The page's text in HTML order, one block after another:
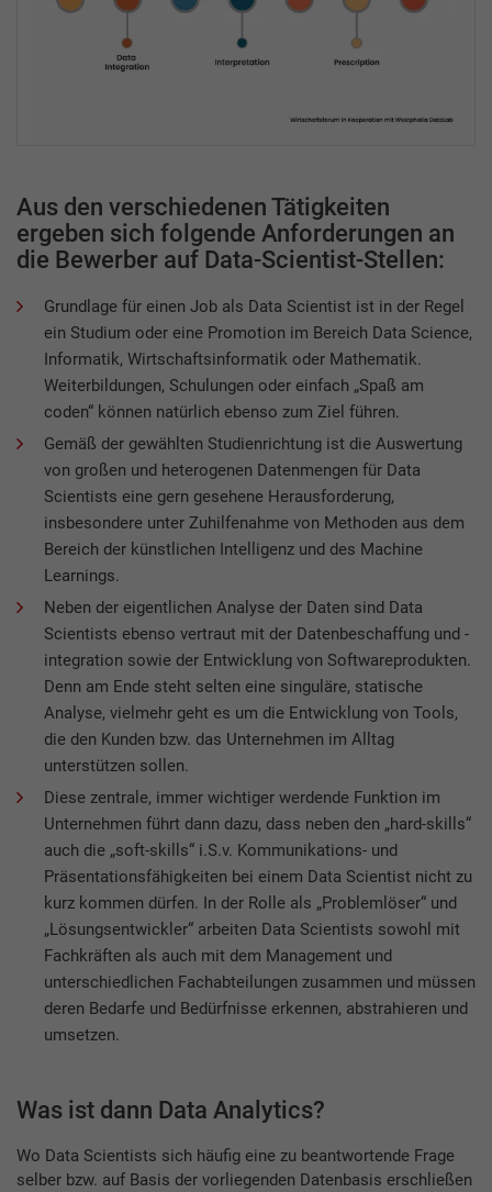
Aus den verschiedenen Tätigkeiten
ergeben sich folgende Anforderungen an
die Bewerber auf Data-Scientist-Stellen:
Grundlage für einen Job als Data Scientist ist in der Regel
ein Studium oder eine Promotion im Bereich Data Science,
Informatik, Wirtschaftsinformatik oder Mathematik.
Weiterbildungen, Schulungen oder einfach „Spaß am
coden“ können natürlich ebenso zum Ziel führen.
Gemäß der gewählten Studienrichtung ist die Auswertung
von großen und heterogenen Datenmengen für Data
Scientists eine gern gesehene Herausforderung,
insbesondere unter Zuhilfenahme von Methoden aus dem
Bereich der künstlichen Intelligenz und des Machine
Learnings.
Neben der eigentlichen Analyse der Daten sind Data
Scientists ebenso vertraut mit der Datenbeschaffung und -
integration sowie der Entwicklung von Softwareprodukten.
Denn am Ende steht selten eine singuläre, statische
Analyse, vielmehr geht es um die Entwicklung von Tools,
die den Kunden bzw. das Unternehmen im Alltag
unterstützen sollen.
Diese zentrale, immer wichtiger werdende Funktion im
Unternehmen führt dann dazu, dass neben den „hard-skills“
auch die „soft-skills“ i.S.v. Kommunikations- und
Präsentationsfähigkeiten bei einem Data Scientist nicht zu
kurz kommen dürfen. In der Rolle als „Problemlöser“ und
„Lösungsentwickler“ arbeiten Data Scientists sowohl mit
Fachkräften als auch mit dem Management und
unterschiedlichen Fachabteilungen zusammen und müssen
deren Bedarfe und Bedürfnisse erkennen, abstrahieren und
umsetzen.
Was ist dann Data Analytics?
Wo Data Scientists sich häufig eine zu beantwortende Frage
selber bzw. auf Basis der vorliegenden Datenbasis erschließen